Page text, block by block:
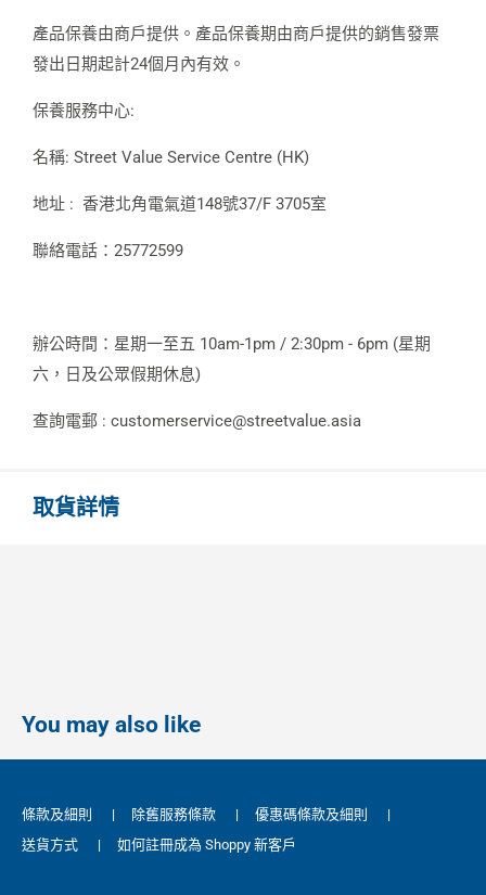
產品保養由商戶提供。產品保養期由商戶提供的銷售發票
發出日期起計24個月內有效。
保養服務中心:
名稱: Street Value Service Centre (HK)
地址 : 香港北角電氣道148號37/F 3705室
聯絡電話：25772599
辦公時間：星期一至五 10am-1pm / 2:30pm - 6pm (星期
六，日及公眾假期休息)
查詢電郵 : customerservice@streetvalue.asia
取貨詳情
You may also like
條款及細則 | 除舊服務條款 | 優惠碼條款及細則
|
送貨方式
| 如何註冊成為 Shoppy 新客戶